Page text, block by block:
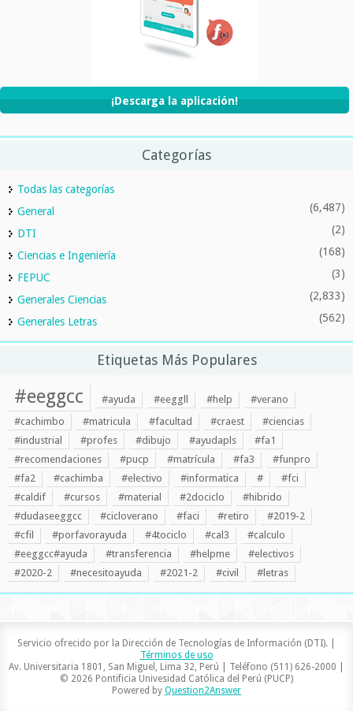
¡Descarga la aplicación!
Categorías
Todas las categorías
General
(6,487)
DTI (2)
Ciencias e Ingeniería (168)
FEPUC (3)
Generales Ciencias (2,833)
Generales Letras (562)
Etiquetas Más Populares
#eeggcc #ayuda #eeggll #help
#verano
#cachimbo
#matricula #facultad #craest
#ciencias
#industrial
#profes #dibujo #ayudapls
#fa1
#recomendaciones
#pucp #matrícula #fa3
#funpro
#fa2
#cachimba #electivo #informatica #
#fci
#caldif
#cursos #material #2dociclo
#hibrido
#dudaseeggcc
#cicloverano #faci #retiro
#2019-2
#cfil
#porfavorayuda #4tociclo #cal3
#calculo
#eeggcc#ayuda
#transferencia #helpme
#electivos
#2020-2
#necesitoayuda #2021-2 #civil #letras
Servicio ofrecido por la Dirección de Tecnologías de Información (DTI). |
Términos de uso
Av. Universitaria 1801, San Miguel, Lima 32, Perú | Teléfono (511) 626-2000 |
© 2026 Pontificia Univesidad Católica del Perú (PUCP)
Powered by Question2Answer